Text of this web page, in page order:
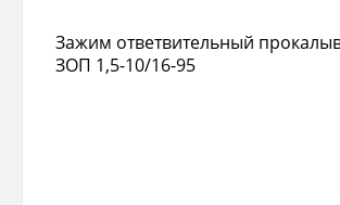
Зажим ответвительный
ЗОП 1,5-10/16-95